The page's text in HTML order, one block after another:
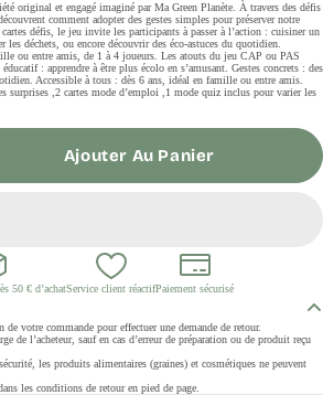
original et engagé imaginé par Ma Green Planète. À travers des défis
comment adopter des gestes simples pour préserver notre
défis, le jeu invite les participants à passer à l’action : cuisiner un
déchets, ou encore découvrir des éco-astuces du quotidien.
ou entre amis, de 1 à 4 joueurs. Les atouts du jeu CAP ou PAS
: apprendre à être plus écolo en s’amusant. Gestes concrets : des
Accessible à tous : dès 6 ans, idéal en famille ou entre amis.
surprises ,2 cartes mode d’emploi ,1 mode quiz inclus pour varier les
Ajouter Au Panier
50 € d’achatService client réactifPaiement sécurisé
de votre commande pour effectuer une demande de retour.
de l’acheteur, sauf en cas d’erreur de préparation ou de produit reçu
les produits alimentaires (graines) et cosmétiques ne peuvent
les conditions de retour en pied de page.